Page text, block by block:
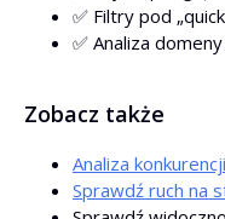
✅ Filtry pod
✅ Analiza
Zobacz także
Analiza konkurencji
Sprawdź ruch na